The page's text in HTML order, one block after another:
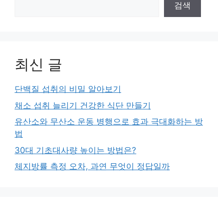
검색
최신 글
단백질 섭취의 비밀 알아보기
채소 섭취 늘리기 건강한 식단 만들기
유산소와 무산소 운동 병행으로 효과 극대화하는 방
법
30대 기초대사량 높이는 방법은?
체지방률 측정 오차, 과연 무엇이 정답일까